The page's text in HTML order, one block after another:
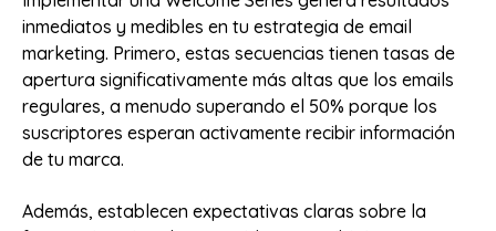
inmediatos y medibles en tu estrategia de email
marketing. Primero, estas secuencias tienen tasas de
apertura significativamente más altas que los emails
regulares, a menudo superando el 50% porque los
suscriptores esperan activamente recibir información
de tu marca.
Además, establecen expectativas claras sobre la